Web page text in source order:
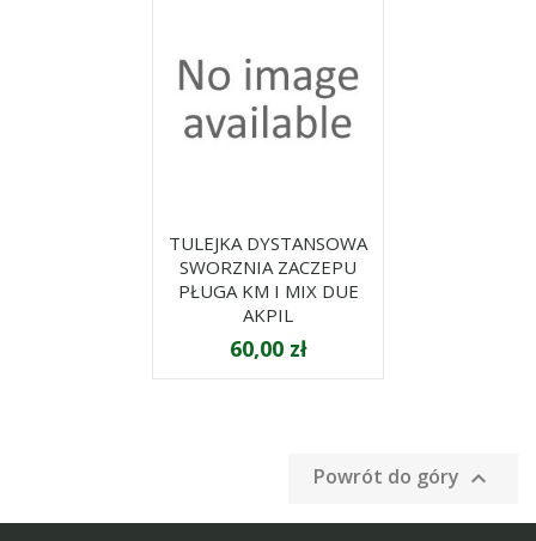
TULEJKA DYSTANSOWA
SWORZNIA ZACZEPU
PŁUGA KM I MIX DUE
AKPIL
60,00 zł
Powrót do góry 